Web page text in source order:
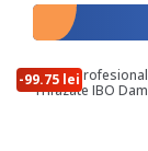
-99.75 lei
Panou
Trifazate IBO